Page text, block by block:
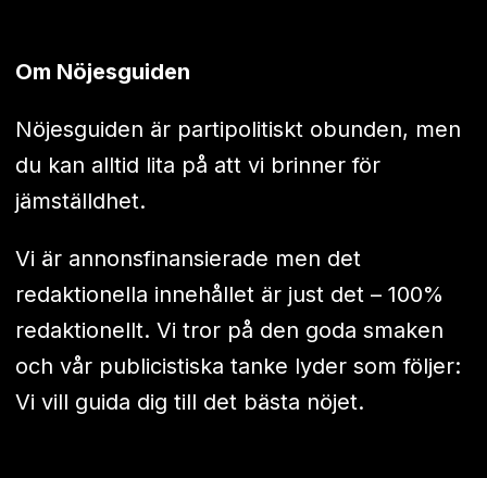
Om Nöjesguiden
Nöjesguiden är partipolitiskt obunden, men
du kan alltid lita på att vi brinner för
jämställdhet.
Vi är annonsfinansierade men det
redaktionella innehållet är just det – 100%
redaktionellt. Vi tror på den goda smaken
och vår publicistiska tanke lyder som följer:
Vi vill guida dig till det bästa nöjet.